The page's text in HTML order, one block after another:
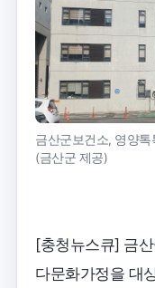
금산군보건소, 영양
(금산군 제공)
[충청뉴스큐] 금
다문화가정을 대